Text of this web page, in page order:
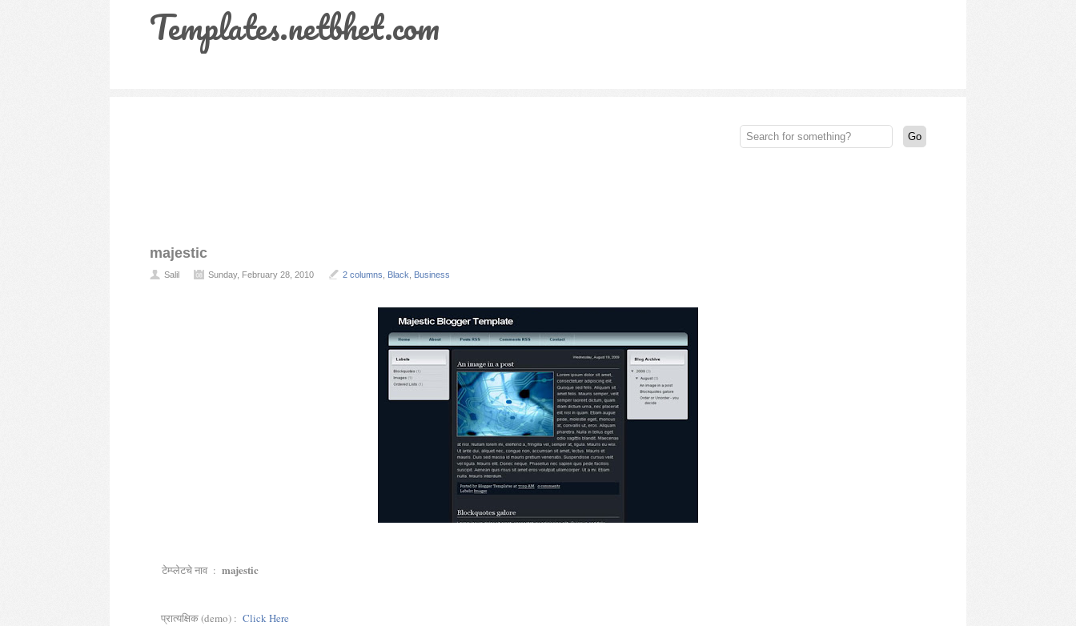
Templates.netbhet.com
majestic
Salil Sunday, February 28, 2010 2 columns Black Business
टेम्प्लेटचे नाव : majestic
प्रात्यक्षिक (demo) : Click Here